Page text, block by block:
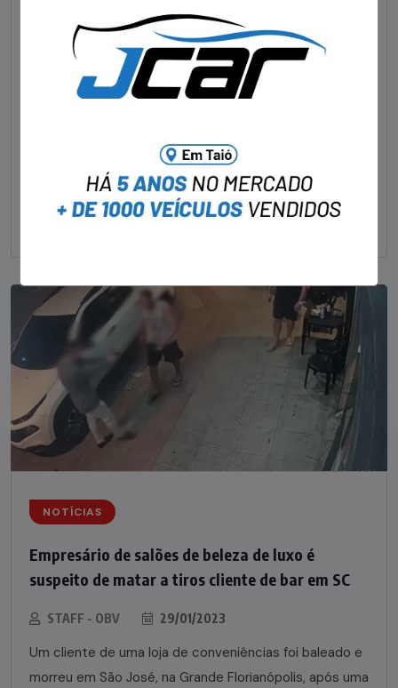
NOTÍCIAS
Foragido pela morte de delegado aposentado
em bar morre em confronto com a polícia em SC
Um dos dois foragidos investigados pelo latrocínio de
um delegado aposentado em um bar de Criciúma, no
Sul catarinense, foi
NOTÍCIAS
Empresário de salões de beleza de luxo é
suspeito de matar a tiros cliente de bar em SC
STAFF - OBV 29/01/2023
Um cliente de uma loja de conveniências foi baleado e
morreu em São José, na Grande Florianópolis, após uma